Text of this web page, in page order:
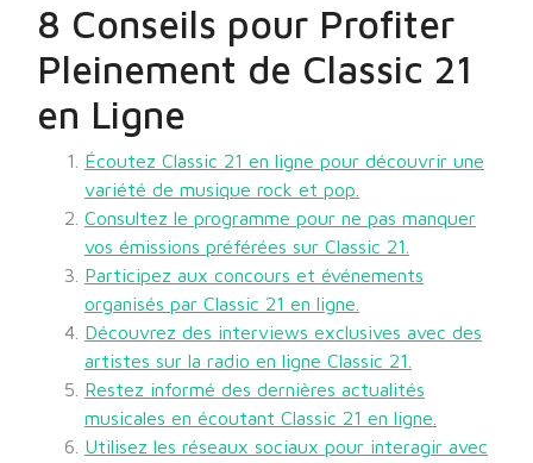
8 Conseils pour Profiter
Pleinement de Classic 21
en Ligne
Écoutez Classic 21 en ligne pour découvrir une
variété de musique rock et pop.
Consultez le programme pour ne pas manquer
vos émissions préférées sur Classic 21.
Participez aux concours et événements
organisés par Classic 21 en ligne.
Découvrez des interviews exclusives avec des
artistes sur la radio en ligne Classic 21.
Restez informé des dernières actualités
musicales en écoutant Classic 21 en ligne.
Utilisez les réseaux sociaux pour interagir avec